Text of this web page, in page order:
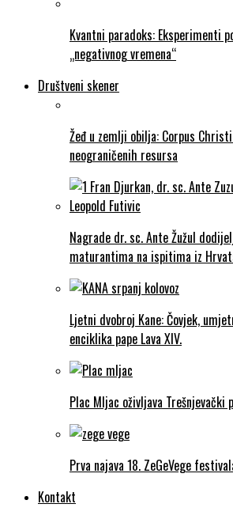
Kvantni paradoks: Eksperimenti
„negativnog vremena“
Društveni skener
Žeđ u zemlji obilja: Corpus
neograničenih resursa
Nagrade dr. sc. Ante Žužul
maturantima na ispitima iz
Ljetni dvobroj Kane: Čovjek,
enciklika pape Lava XIV.
Plac Mljac oživljava Trešnjevački
Prva najava 18. ZeGeVege
Kontakt